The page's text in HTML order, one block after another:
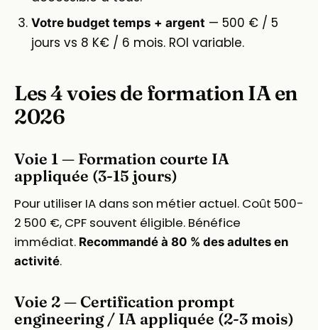
Votre budget temps + argent — 500 € / 5
jours vs 8 K€ / 6 mois. ROI variable.
Les 4 voies de formation IA en
2026
Voie 1 — Formation courte IA
appliquée (3-15 jours)
Pour utiliser IA dans son métier actuel. Coût 500-
2 500 €, CPF souvent éligible. Bénéfice
immédiat. Recommandé à 80 % des adultes en
activité.
Voie 2 — Certification prompt
engineering / IA appliquée (2-3 mois)